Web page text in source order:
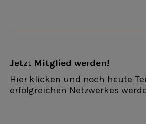
Jetzt Mitglied werden!
Hier klicken und noch heute
erfolgreichen Netzwerkes